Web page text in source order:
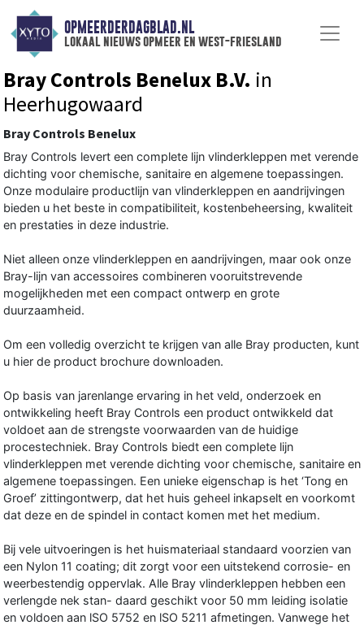
OPMEERDERDAGBLAD.NL
lokaal nieuws opmeer en west-friesland
Bray Controls Benelux B.V. in
Heerhugowaard
Bray Controls Benelux
Bray Controls levert een complete lijn vlinderkleppen met verende
dichting voor chemische, sanitaire en algemene toepassingen.
Onze modulaire productlijn van vlinderkleppen en aandrijvingen
bieden u het beste in compatibiliteit, kostenbeheersing, kwaliteit
en prestaties in deze industrie.
Niet alleen onze vlinderkleppen en aandrijvingen, maar ook onze
Bray-lijn van accessoires combineren vooruitstrevende
mogelijkheden met een compact ontwerp en grote
duurzaamheid.
Om een volledig overzicht te krijgen van alle Bray producten, kunt
u hier de product brochure downloaden.
Op basis van jarenlange ervaring in het veld, onderzoek en
ontwikkeling heeft Bray Controls een product ontwikkeld dat
voldoet aan de strengste voorwaarden van de huidige
procestechniek. Bray Controls biedt een complete lijn
vlinderkleppen met verende dichting voor chemische, sanitaire en
algemene toepassingen. Een unieke eigenschap is het ‘Tong en
Groef’ zittingontwerp, dat het huis geheel inkapselt en voorkomt
dat deze en de spindel in contact komen met het medium.
Bij vele uitvoeringen is het huismateriaal standaard voorzien van
een Nylon 11 coating; dit zorgt voor een uitstekend corrosie- en
weerbestendig oppervlak. Alle Bray vlinderkleppen hebben een
verlengde nek stan- daard geschikt voor 50 mm leiding isolatie
en voldoen aan lSO 5752 en lSO 5211 afmetingen. Vanwege het